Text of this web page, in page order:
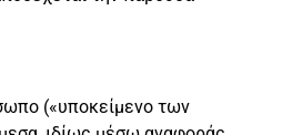
(«υποκείμενο των